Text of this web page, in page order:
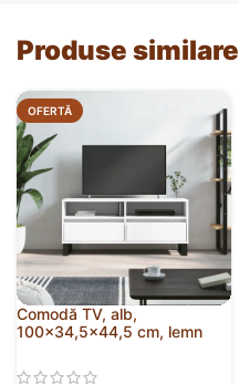
Produse similare
OFERTĂ
Comodă TV, alb,
100×34,5×44,5 cm, lemn